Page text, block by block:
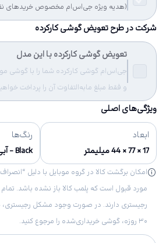
(هدیه ویژه جی‌اس‌ام مخصوص خریدهای
شرکت در طرح تعویض گوشی کارکرده
تعویض گوشی کارکرده با این مدل
جی‌اس‌ام گوشی کارکرده شما را با گوشی
و فقط مبلغ مابه‌التفاوت آن را پرداخت
ویژگی‌های اصلی
ابعاد
17 × 77 × 44 میلیمتر
رنگ‌ها
Black - آبی - Red
امکان برگشت کالا در گروه موبایل با دلیل
مورد قبول است که پلمب کالا باز نشده باشد.
رجیستری دارند. در صورت وجود مشکل رجیستری،
۳۰ روزه، گوشی خریداری‌شده را مرجوع کنید.